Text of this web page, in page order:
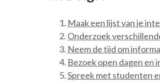
Maak een lijst van je
Onderzoek
Neem de tijd om
Bezoek open dagen en
Spreek met studenten